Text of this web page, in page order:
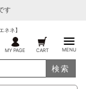
す
ネネ】
MY PAGE CART MENU
検索